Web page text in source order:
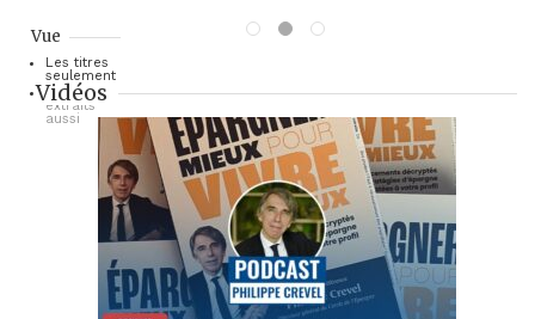
Vue
Les titres
seulement
Les
extraits
aussi
Vidéos